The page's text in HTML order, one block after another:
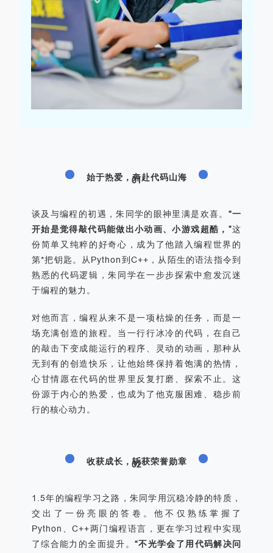
01
始于热爱，奔赴代码山海
谈及与编程的初遇，朱同学的眼神里满是欢喜。 “一
开始是觉得敲代码能做出小动画、小游戏超酷，”这
份简单又纯粹的好奇心，成为了他踏入编程世界的
第*把钥匙。从Python到C++，从陌生的语法指令到
熟悉的代码逻辑，朱同学在一步步探索中愈发沉迷
于编程的魅力。
对他而言，编程从来不是一项枯燥的任务，而是一
场充满创造的旅程。当一行行冰冷的代码，在自己
的敲击下变成能运行的程序、灵动的动画，那种从
无到有的创造快乐，让他始终保持着饱满的热情，
心甘情愿在代码的世界里反复打磨、探索不止。这
份源于内心的热爱，也成为了他克服困难、稳步前
行的核心动力。
02
收获成长，斩获荣誉勋章
1.5年的编程学习之路，朱同学用沉稳冷静的特质，
交出了一份亮眼的答卷。他不仅熟练掌握了
Python、C++两门编程语言，更在学习过程中实现
了综合能力的全面提升。 “不光学会了用代码解决问